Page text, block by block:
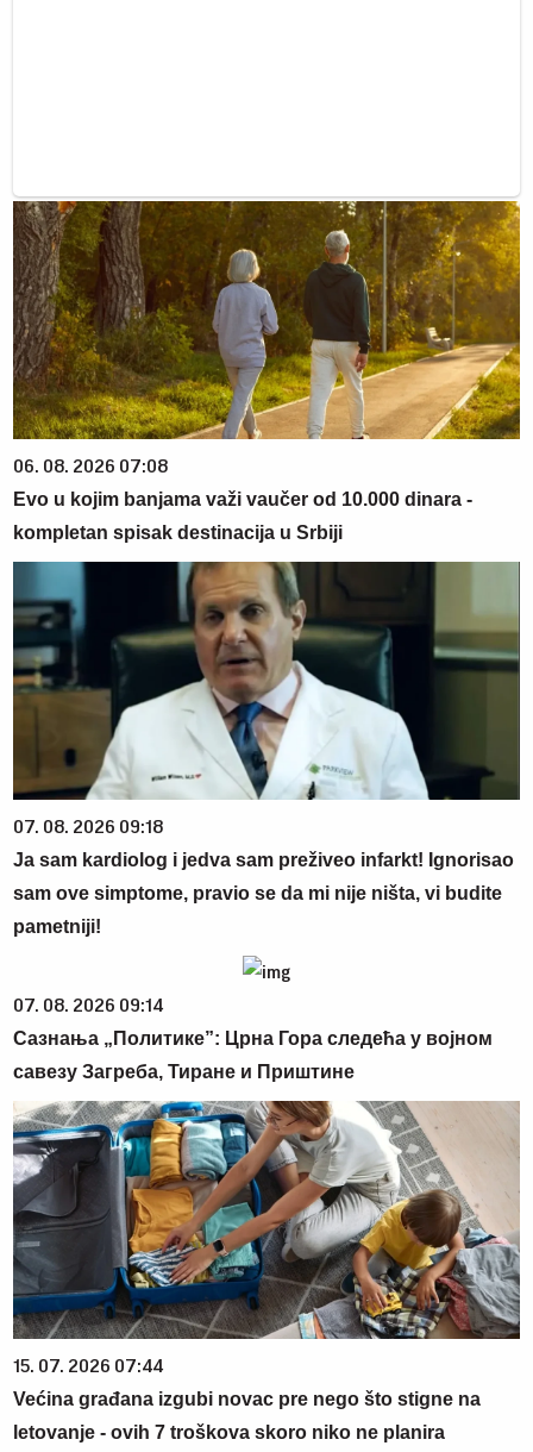
06. 08. 2026 07:08
Evo u kojim banjama važi vaučer od 10.000 dinara -
kompletan spisak destinacija u Srbiji
07. 08. 2026 09:18
Ja sam kardiolog i jedva sam preživeo infarkt! Ignorisao
sam ove simptome, pravio se da mi nije ništa, vi budite
pametniji!
07. 08. 2026 09:14
Сазнања „Политике”: Црна Гора следећа у војном
савезу Загреба, Тиране и Приштине
15. 07. 2026 07:44
Većina građana izgubi novac pre nego što stigne na
letovanje - ovih 7 troškova skoro niko ne planira